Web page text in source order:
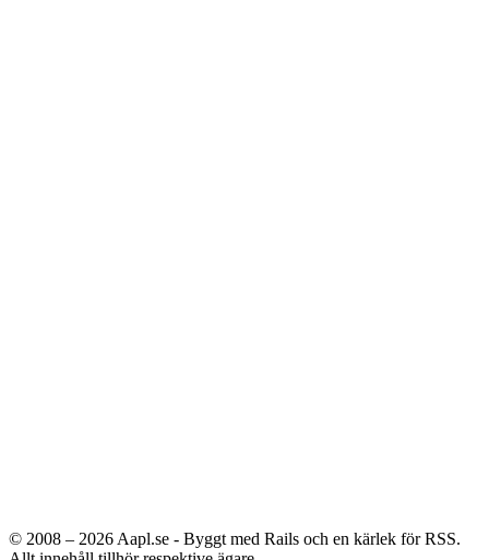
© 2008 – 2026 Aapl.se - Byggt med Rails och en kärlek för RSS.